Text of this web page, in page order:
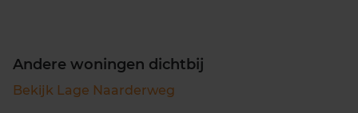
Andere woningen dichtbij
Bekijk Lage Naarderweg